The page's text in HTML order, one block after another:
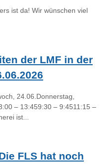
ist da! Wir wünschen viel
der LMF in der
24.06.Donnerstag,
– 13:459:30 – 9:4511:15 –
ist...
FLS hat noch